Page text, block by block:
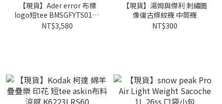
【現貨】Ader error 布標
logo短tee BMSGFYTS0101
BO42FYTS0101
NT$3,580
【現貨】湯姆與傑利 刺繡圖
像復古條紋襪 中筒襪
NT$300